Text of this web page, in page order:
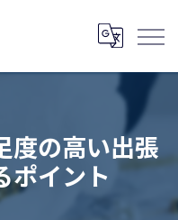
度の高い出張
ポイント